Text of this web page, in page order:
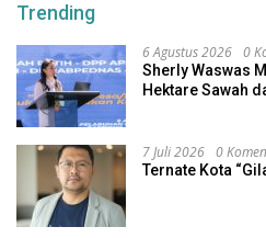
Trending
6 Agustus 2026 0
Sherly Waswas
Hektare Sawah
7 Juli 2026 0
Ternate Kota